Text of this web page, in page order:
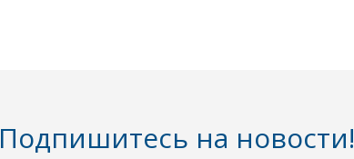
Подпишитесь на новости!